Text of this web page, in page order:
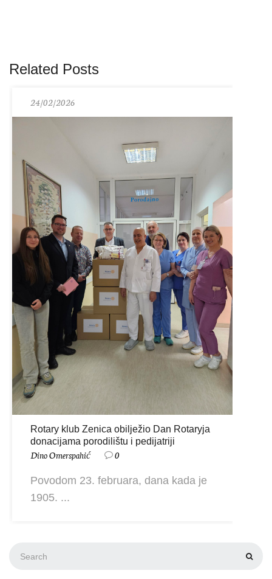
Related Posts
24/02/2026
Rotary klub Zenica obilježio Dan Rotaryja
donacijama porodilištu i pedijatriji
Dino Omerspahić 0
Povodom 23. februara, dana kada je
1905. ...